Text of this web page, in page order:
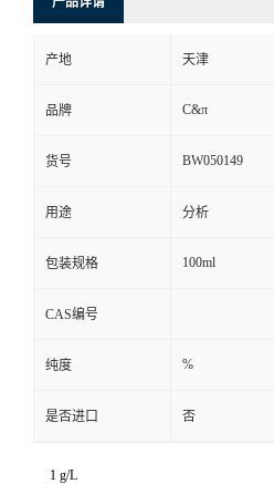
产地 天津
品牌 C&π
货号 BW050149
用途 分析
包装规格 100ml
CAS编号
纯度 %
是否进口 否
1 g/L